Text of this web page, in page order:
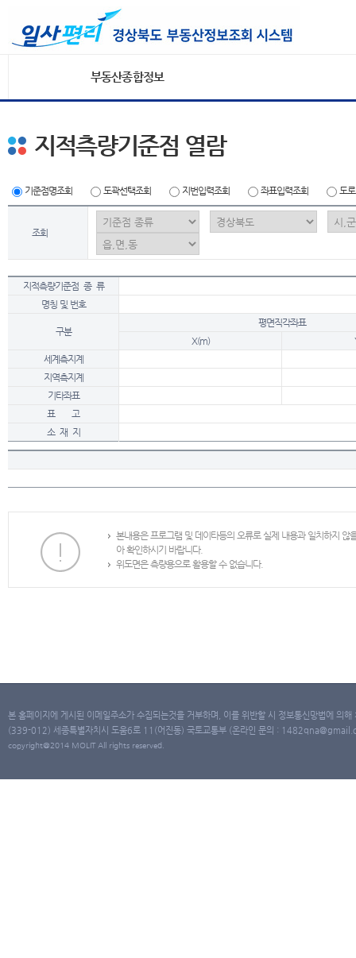
부동산종합정보
지적측량기준점 열람
기준점명조회 도곽선택조회 지번입력조회 좌표입력조회 도
조회
지적측량기준점 종 류
명칭 및 번호
구분
평면직각좌표
X(m)
세계측지계
지역측지계
기타좌표
표 고
소 재 지
본내용은 프로그램 및 데이타등의 오류로 실제 내용과 일치하지
아 확인하시기 바랍니다.
위도면은 측량용으로 활용할 수 없습니다.
본 홈페이지에 게시된 이메일주소가 수집되는것을 거부하며, 이를 위반할 시 정보통신망법에 의
(339-012) 세종특별자치시 도움6로 11(어진동) 국토교통부 (온라인 문의 :
copyright@2014 MOLIT All rights reserved.